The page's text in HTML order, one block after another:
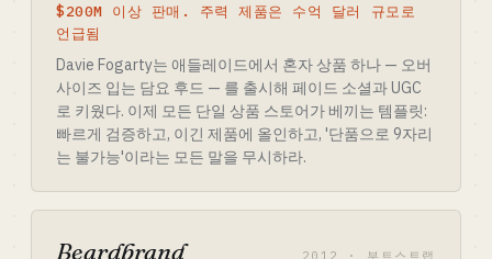
$200M 이상 판매. 주력 제품은 수억 달러 규모로
언급됨
Davie Fogarty는 애들레이드에서 혼자 상품 하나 — 오버
사이즈 입는 담요 후드 — 를 출시해 페이드 소셜과 UGC
로 키웠다. 이제 모든 단일 상품 스토어가 베끼는 템플릿:
빠르게 검증하고, 이긴 제품에 올인하고, '단품으로 9자리
는 불가능'이라는 모든 말을 무시하라.
Beardbrand 2012 · 부트스트랩